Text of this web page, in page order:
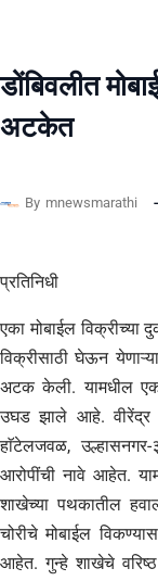
डोंबिवलीत
अटकेत
By mnewsmarathi
प्रतिनिधी
एका मोबाईल विक्रीच्या
विक्रीसाठी घेऊन
अटक केली. यामधील एक
उघड झाले आहे. वीरेंद्र
हाॅटेलजवळ,
आरोपींची नावे आहेत.
शाखेच्या पथकातील
चोरीचे मोबाईल
आहेत. गुन्हे शाखेचे वरिष्ठ